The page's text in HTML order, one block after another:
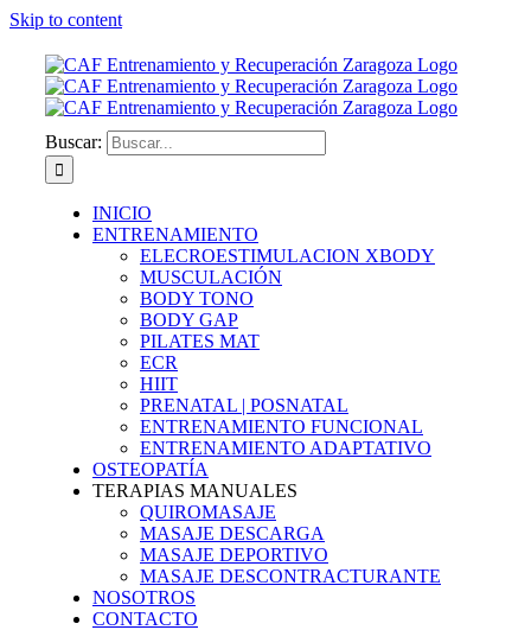
Skip to content
Buscar:
INICIO
ENTRENAMIENTO
ELECROESTIMULACION XBODY
MUSCULACIÓN
BODY TONO
BODY GAP
PILATES MAT
ECR
HIIT
PRENATAL | POSNATAL
ENTRENAMIENTO FUNCIONAL
ENTRENAMIENTO ADAPTATIVO
OSTEOPATÍA
TERAPIAS MANUALES
QUIROMASAJE
MASAJE DESCARGA
MASAJE DEPORTIVO
MASAJE DESCONTRACTURANTE
NOSOTROS
CONTACTO